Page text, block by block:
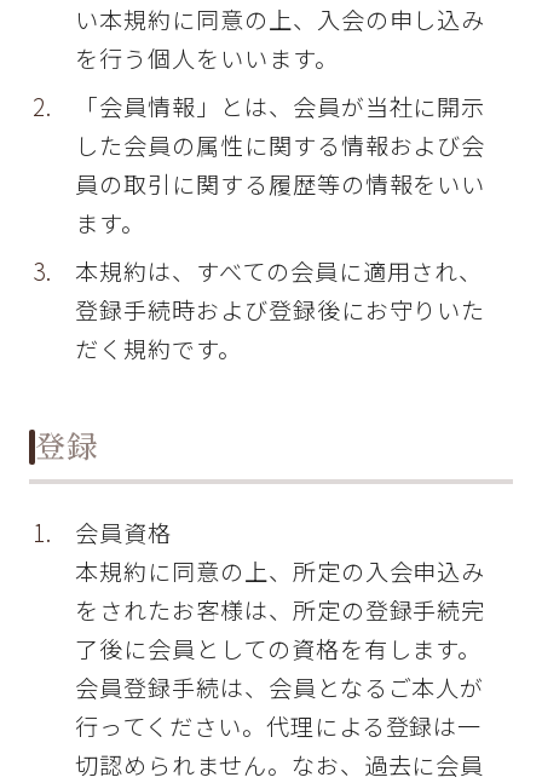
い本規約に同意の上、入会の申し込み
を行う個人をいいます。
「会員情報」とは、会員が当社に開示
した会員の属性に関する情報および会
員の取引に関する履歴等の情報をいい
ます。
本規約は、すべての会員に適用され、
登録手続時および登録後にお守りいた
だく規約です。
登録
会員資格
本規約に同意の上、所定の入会申込み
をされたお客様は、所定の登録手続完
了後に会員としての資格を有します。
会員登録手続は、会員となるご本人が
行ってください。代理による登録は一
切認められません。なお、過去に会員